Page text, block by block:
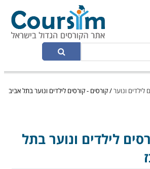
לילדים ונוער/קורסים - קורסים לילדים ונוער בתל אביב
לילדים ונוער בתל